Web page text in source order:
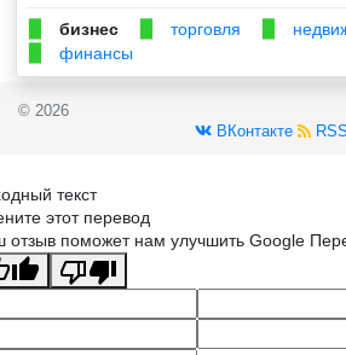
бизнес торговля
финансы
© 2026
ВКонтакте
RSS
текст
этот перевод
отзыв поможет нам улучшить Google